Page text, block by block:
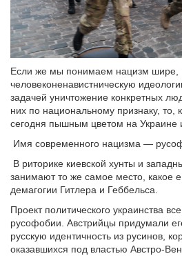
Если же мы понимаем нацизм шире,
человеконенавистническую
задачей уничтожение конкретных
них по национальному признаку, то,
сегодня пышным цветом на Украине
Имя современного нацизма —
В риторике киевской хунты и
занимают то же самое место, какое
демагогии Гитлера и Геббельса.
Проект политического украинства
русофобии. Австрийцы придумали
русскую идентичность из русинов,
оказавшихся под властью Австро-